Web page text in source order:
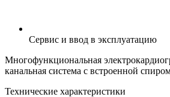
Сервис и ввод в эксплуатацию
Многофункциональная
канальная система с встроенной
Технические характеристики